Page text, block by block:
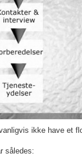
ikke have et
således: